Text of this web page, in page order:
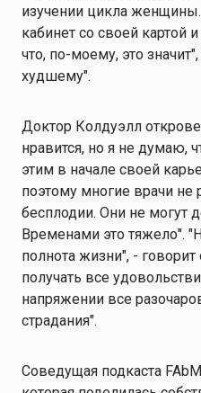
изучении цикла
кабинет со своей картой и
что, по-моему, это
худшему".
Доктор Колдуэлл
нравится, но я не думаю,
этим в начале своей
поэтому многие врачи не
бесплодии. Они не могут
Временами это тяжело".
полнота жизни", -
получать все
напряжении все
страдания".
Соведущая подкаста